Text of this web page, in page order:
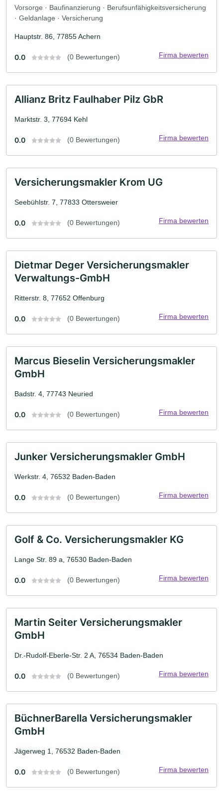
Vorsorge · Baufinanzierung · Berufsunfähigkeitsversicherung
· Geldanlage · Versicherung
Hauptstr. 86, 77855 Achern
0.0 (0 Bewertungen) Firma bewerten
Allianz Britz Faulhaber Pilz GbR
Marktstr. 3, 77694 Kehl
0.0 (0 Bewertungen) Firma bewerten
Versicherungsmakler Krom UG
Seebühlstr. 7, 77833 Ottersweier
0.0 (0 Bewertungen) Firma bewerten
Dietmar Deger Versicherungsmakler
Verwaltungs-GmbH
Ritterstr. 8, 77652 Offenburg
0.0 (0 Bewertungen) Firma bewerten
Marcus Bieselin Versicherungsmakler
GmbH
Badstr. 4, 77743 Neuried
0.0 (0 Bewertungen) Firma bewerten
Junker Versicherungsmakler GmbH
Werkstr. 4, 76532 Baden-Baden
0.0 (0 Bewertungen) Firma bewerten
Golf & Co. Versicherungsmakler KG
Lange Str. 89 a, 76530 Baden-Baden
0.0 (0 Bewertungen) Firma bewerten
Martin Seiter Versicherungsmakler
GmbH
Dr.-Rudolf-Eberle-Str. 2 A, 76534 Baden-Baden
0.0 (0 Bewertungen) Firma bewerten
BüchnerBarella Versicherungsmakler
GmbH
Jägerweg 1, 76532 Baden-Baden
0.0 (0 Bewertungen) Firma bewerten